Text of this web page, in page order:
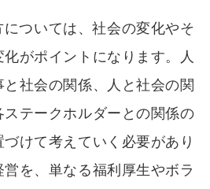
ついては、社会の変化やそ
がポイントになります。人
社会の関係、人と社会の関
テークホルダーとの関係の
けて考えていく必要があり
を、単なる福利厚生やボラ